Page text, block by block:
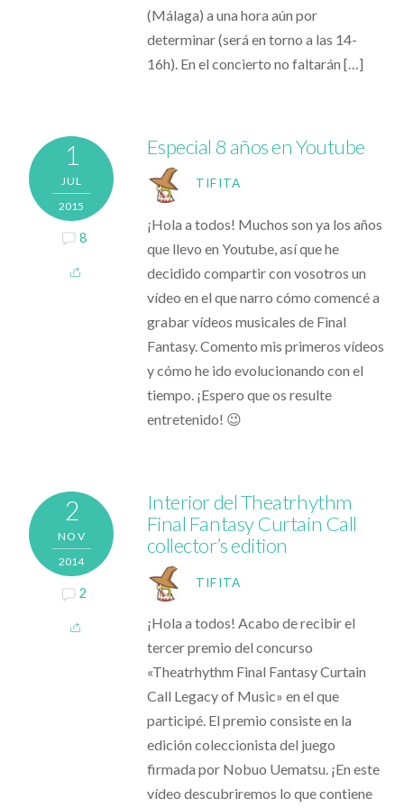
(Málaga) a una hora aún por
determinar (será en torno a las 14-
16h). En el concierto no faltarán […]
1
JUL
2015
8
Especial 8 años en Youtube
TIFITA
¡Hola a todos! Muchos son ya los años
que llevo en Youtube, así que he
decidido compartir con vosotros un
vídeo en el que narro cómo comencé a
grabar vídeos musicales de Final
Fantasy. Comento mis primeros vídeos
y cómo he ido evolucionando con el
tiempo. ¡Espero que os resulte
entretenido! 😉
2
NOV
2014
2
Interior del Theatrhythm
Final Fantasy Curtain Call
collector’s edition
TIFITA
¡Hola a todos! Acabo de recibir el
tercer premio del concurso
«Theatrhythm Final Fantasy Curtain
Call Legacy of Music» en el que
participé. El premio consiste en la
edición coleccionista del juego
firmada por Nobuo Uematsu. ¡En este
vídeo descubriremos lo que contiene